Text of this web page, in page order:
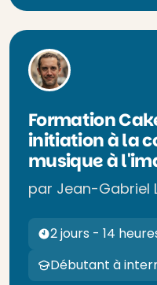
Formation
initiation à la
musique à
par Jean-Gabriel
2 jours - 14
Débutant à